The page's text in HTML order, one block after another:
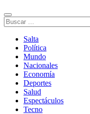
Buscar:
Salta
Política
Mundo
Nacionales
Economía
Deportes
Salud
Espectáculos
Tecno